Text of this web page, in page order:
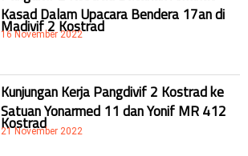
Kasad Dalam Upacara Bendera 17an di
Madivif 2 Kostrad
16 November 2022
Kunjungan Kerja Pangdivif 2 Kostrad ke
Satuan Yonarmed 11 dan Yonif MR 412
Kostrad
21 November 2022